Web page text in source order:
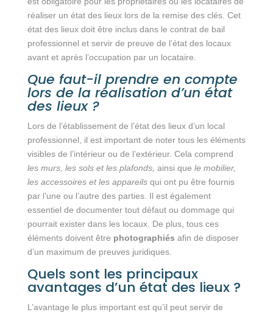
réaliser un état des lieux lors de la remise des clés. Cet
état des lieux doit être inclus dans le contrat de bail
professionnel et servir de preuve de l’état des locaux
avant et après l’occupation par un locataire.
Que faut-il prendre en compte
lors de la réalisation d’un état
des lieux ?
Lors de l’établissement de l’état des lieux d’un local
professionnel, il est important de noter tous les éléments
visibles de l’intérieur ou de l’extérieur. Cela comprend
les murs, les sols et les plafonds, ainsi que le mobilier,
les accessoires et les appareilsqui ont pu être fournis
par l’une ou l’autre des parties. Il est également
essentiel de documenter tout défaut ou dommage qui
pourrait exister dans les locaux. De plus, tous ces
éléments doivent être photographiés afin de disposer
d’un maximum de preuves juridiques.
Quels sont les principaux
avantages d’un état des lieux ?
L’avantage le plus important est qu’il peut servir de